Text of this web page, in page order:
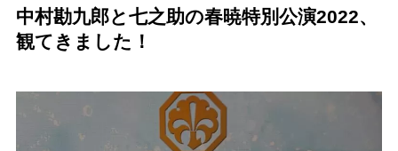
中村勘九郎と七之助の春暁特別公演2022、
観てきました！